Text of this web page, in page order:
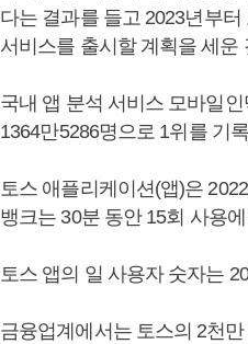
다는 결과를 들고 2023년부
서비스를 출시할 계획을 세운
국내 앱 분석 서비스 모바일
1364만5286명으로 1위를 기
토스 애플리케이션(앱)은
뱅크는 30분 동안 15회 사용
토스 앱의 일 사용자 숫자는
금융업계에서는 토스의 2천